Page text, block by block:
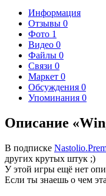
Информация
Отзывы 0
Фото 1
Видео 0
Файлы 0
Связи 0
Маркет 0
Обсуждения 0
Упоминания 0
Описание
В подписке
других крутых штук ;)
У этой игры ещё нет
Если ты знаешь о чем